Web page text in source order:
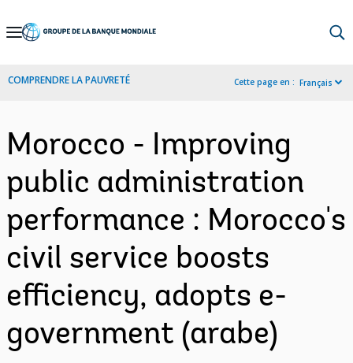
Skip
Navigation
COMPRENDRE LA PAUVRETÉ Cette page en : Français
Morocco - Improving
public administration
performance : Morocco's
civil service boosts
efficiency, adopts e-
government (arabe)